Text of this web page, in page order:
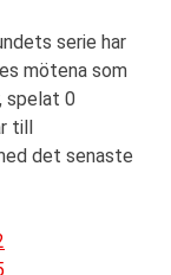
serie har
mötena som
spelat 0
till
det senaste